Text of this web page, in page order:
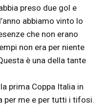
preso due gol e
abbiamo vinto lo
che non erano
non era per niente
è una della tante
prima Coppa Italia in
per me e per tutti i tifosi.